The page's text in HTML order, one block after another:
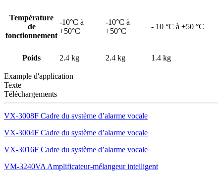
Température
de
fonctionnement
-10°C à
+50°C
-10°C à
+50°C
- 10 °C à +50 °C
Poids 2.4 kg 2.4 kg 1.4 kg
Example d'application
Texte
Téléchargements
VX-3008F Cadre du système d’alarme vocale
VX-3004F Cadre du système d’alarme vocale
VX-3016F Cadre du système d’alarme vocale
VM-3240VA Amplificateur-mélangeur intelligent